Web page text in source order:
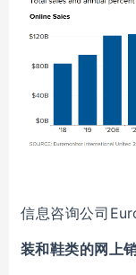
信息咨询公司
装和鞋类的网上